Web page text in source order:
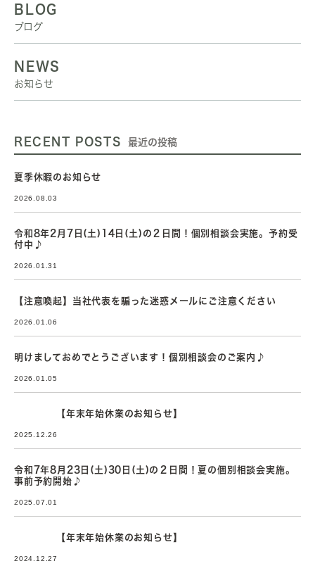
BLOG
ブログ
NEWS
お知らせ
RECENT POSTS 最近の投稿
夏季休暇のお知らせ
2026.08.03
令和8年2月7日(土)14日(土)の２日間！個別相談会実施。予約受
付中♪
2026.01.31
【注意喚起】当社代表を騙った迷惑メールにご注意ください
2026.01.06
明けましておめでとうございます！個別相談会のご案内♪
2026.01.05
【年末年始休業のお知らせ】
2025.12.26
令和7年8月23日(土)30日(土)の２日間！夏の個別相談会実施。
事前予約開始♪
2025.07.01
【年末年始休業のお知らせ】
2024.12.27